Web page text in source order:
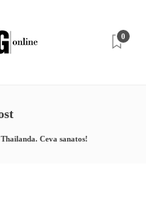
0
Ceva sanatos!